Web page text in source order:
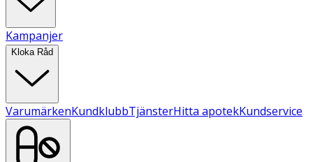
Kampanjer
Kloka Råd
VarumärkenKundklubbTjänsterHitta apotekKundservice